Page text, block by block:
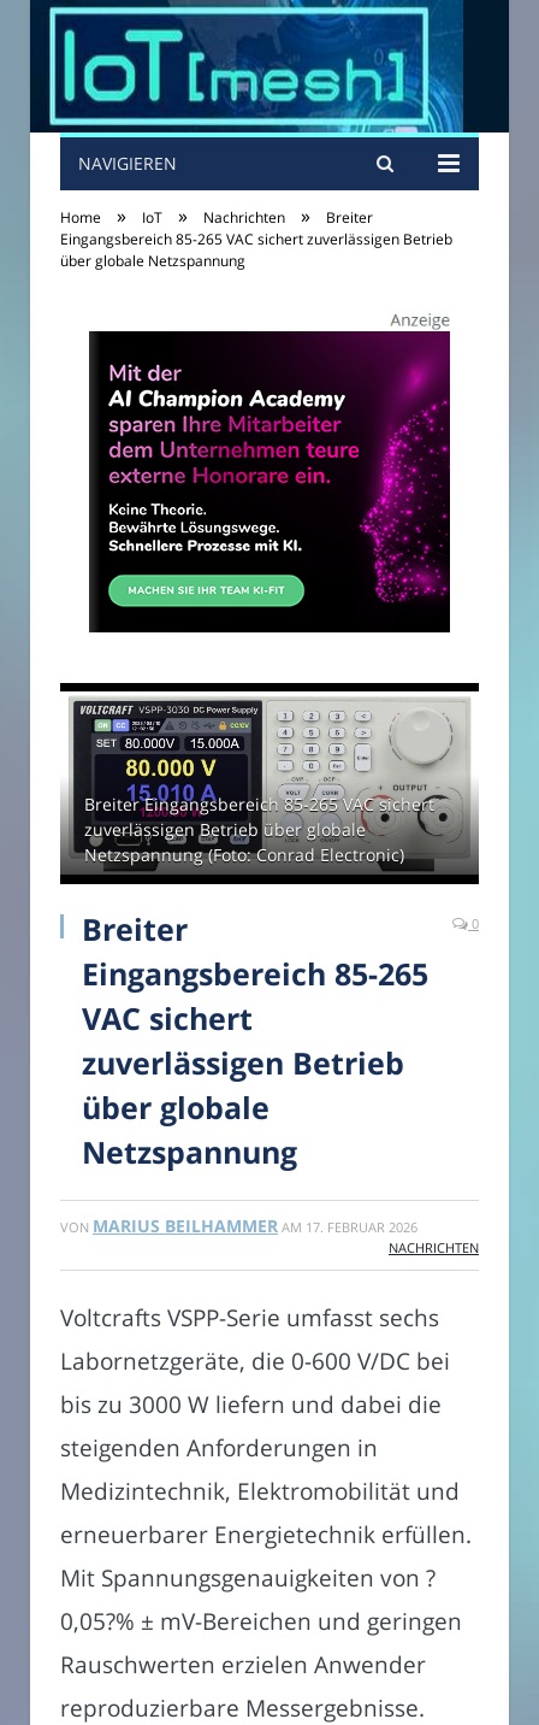
NAVIGIEREN
Home » IoT » Nachrichten »
Breiter
Eingangsbereich 85-265 VAC sichert zuverlässigen Betrieb
über globale Netzspannung
Breiter Eingangsbereich 85-265 VAC sichert
zuverlässigen Betrieb über globale
Netzspannung (Foto: Conrad Electronic)
Breiter
Eingangsbereich 85-265
VAC sichert
zuverlässigen Betrieb
über globale
Netzspannung
0
VON MARIUS BEILHAMMER AM 17. FEBRUAR 2026
NACHRICHTEN
Voltcrafts VSPP-Serie umfasst sechs
Labornetzgeräte, die 0-600 V/DC bei
bis zu 3000 W liefern und dabei die
steigenden Anforderungen in
Medizintechnik, Elektromobilität und
erneuerbarer Energietechnik erfüllen.
Mit Spannungsgenauigkeiten von ?
0,05?% ± mV-Bereichen und geringen
Rauschwerten erzielen Anwender
reproduzierbare Messergebnisse.